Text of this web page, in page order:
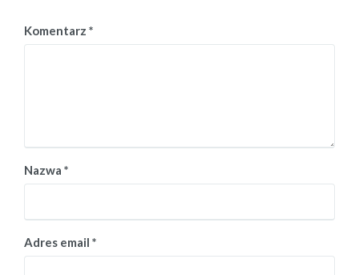
Komentarz *
Nazwa *
Adres email *